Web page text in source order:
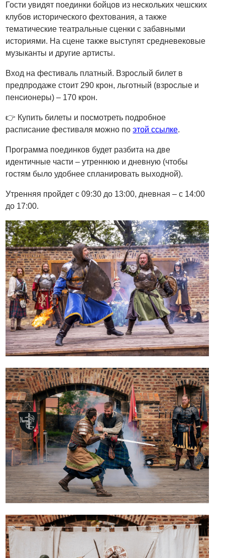
Гости увидят поединки бойцов из нескольких чешских
клубов исторического фехтования, а также
тематические театральные сценки с забавными
историями. На сцене также выступят средневековые
музыканты и другие артисты.
Вход на фестиваль платный. Взрослый билет в
предпродаже стоит 290 крон, льготный (взрослые и
пенсионеры) – 170 крон.
👉 Купить билеты и посмотреть подробное
расписание фестиваля можно поэтой ссылке.
Программа поединков будет разбита на две
идентичные части – утреннюю и дневную (чтобы
гостям было удобнее спланировать выходной).
Утренняя пройдет с 09:30 до 13:00, дневная – с 14:00
до 17:00.